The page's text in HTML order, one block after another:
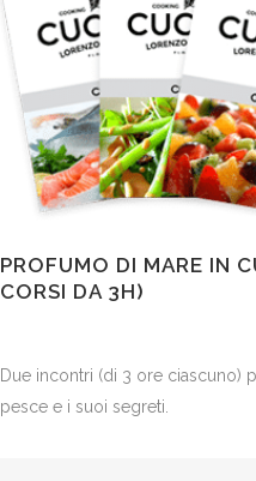
PROFUMO DI MARE IN
CORSI DA 3H)
Due incontri (di 3 ore ciascuno)
pesce e i suoi segreti.